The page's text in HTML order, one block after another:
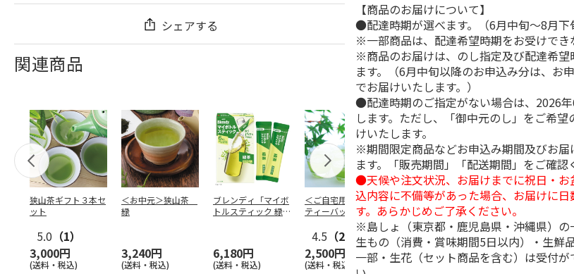
シェアする
関連商品
狭山茶ギフト３本セ
ット
5.0 （1）
3,000円
(送料・税込)
＜お中元＞狭山茶
緑
3,240円
(送料・税込)
ブレンディ「マイボ
トルスティック 緑
6,180円
(送料・税込)
＜ご自宅用＞冷茶用
ティーバッグセット
4.5 （2）
2,500円
(送料・税込)
＜お中元＞銘茶詰合
せ 合組煎茶山本
山 煎茶かけがわ
4,300円
(送料・税込)
茶農家直送の狭山茶
詰合せ
2,000円
(送料・税込)
【商品のお届けについて】
●配達時期が選べます。（6月中旬～8月下
※一部商品は、配達希望時期をお受けでき
※商品のお届けは、のし指定及び配達希望
ます。（6月中旬以降のお申込み分は、お
でお届けいたします。）
●配達時期のご指定がない場合は、2026
します。ただし、「御中元のし」をご希
けいたします。
※期間限定商品などお申込み期間及びお
ます。「販売期間」「配送期間」をご確認
●天候や注文状況、お届けまでに祝日・お
込内容に不備等があった場合、お届けに
す。あらかじめご了承ください。
※島しょ（東京都・鹿児島県・沖縄県）の
生もの（消費・賞味期間5日以内）・生鮮
一部・生花（セット商品を含む）は受付